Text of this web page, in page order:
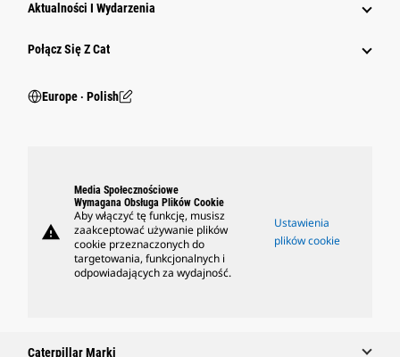
Aktualności I Wydarzenia
Połącz Się Z Cat
Europe ‧ Polish
warning
Media Społecznościowe
Wymagana Obsługa Plików Cookie
Aby włączyć tę funkcję, musisz
zaakceptować używanie plików
cookie przeznaczonych do
targetowania, funkcjonalnych i
odpowiadających za wydajność.
Ustawienia
plików cookie
Caterpillar Marki